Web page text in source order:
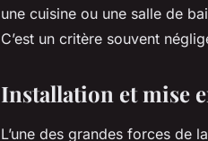
une cuisine ou une salle de
C’est un critère souvent
Installation et mise
L’une des grandes forces de